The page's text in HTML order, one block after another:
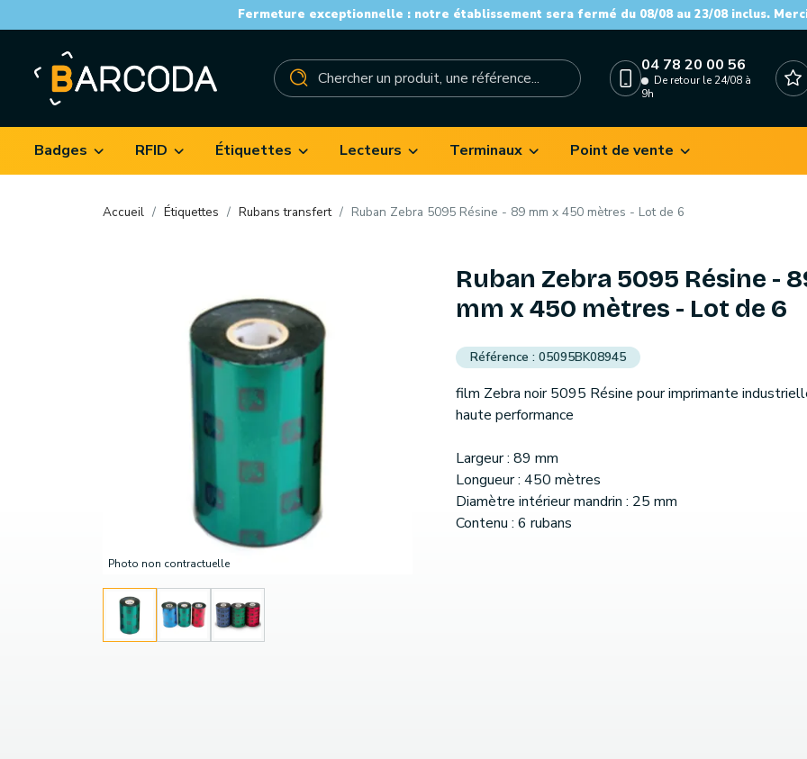
Fermeture exceptionnelle : notre établissement sera fermé du 08/08 au 23/08 inclus.
04 78 20 00 56
De retour le 24/08 à
9h
Badges RFID Étiquettes Lecteurs Terminaux Point de vente
Accueil Étiquettes Rubans transfert Ruban Zebra 5095 Résine - 89 mm x 450 mètres - Lot de 6
Photo non contractuelle
Ruban Zebra 5095 Résine -
mm x 450 mètres - Lot de 6
05095BK08945
film Zebra noir 5095 Résine pour imprimante
haute performance
Largeur : 89 mm
Longueur : 450 mètres
Diamètre intérieur mandrin : 25 mm
Contenu : 6 rubans